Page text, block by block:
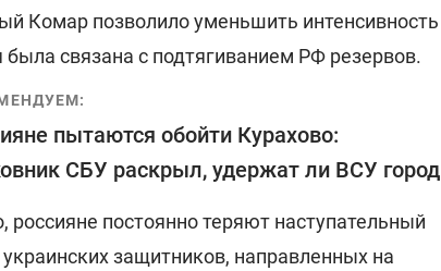
Комар позволило уменьшить интенсивность
связана с подтягиванием РФ резервов.
пытаются обойти Курахово:
СБУ раскрыл, удержат ли ВСУ город
россияне постоянно теряют наступательный
защитников, направленных на